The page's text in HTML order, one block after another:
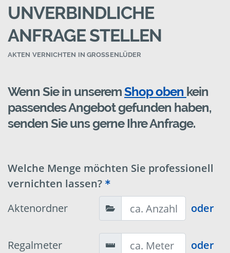
UNVERBINDLICHE
ANFRAGE STELLEN
AKTEN VERNICHTEN IN GROSSENLÜDER
Wenn Sie in unseremShop oben kein
passendes Angebot gefunden haben,
senden Sie uns gerne Ihre Anfrage.
Welche Menge möchten Sie professionell
vernichten lassen?
Aktenordner
oder
Regalmeter oder